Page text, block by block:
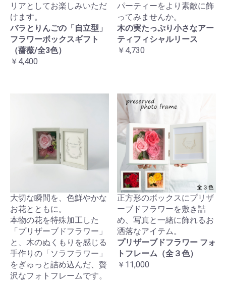
リアとしてお楽しみいただ
けます。
バラとりんごの「自立型」
フラワーボックスギフト
（薔薇/全3色）
￥4,400
パーティーをより素敵に飾
ってみませんか。
木の実たっぷり小さなアー
ティフィシャルリース
￥4,730
大切な瞬間を、色鮮やかな
お花とともに。
本物の花を特殊加工した
「プリザーブドフラワー」
と、木のぬくもりを感じる
手作りの「ソラフラワー」
をぎゅっと詰め込んだ、贅
沢なフォトフレームです。
正方形のボックスにプリザ
ーブドフラワーを敷き詰
め、写真と一緒に飾れるお
洒落なアイテム。
プリザーブドフラワー フォ
トフレーム（全３色）
￥11,000